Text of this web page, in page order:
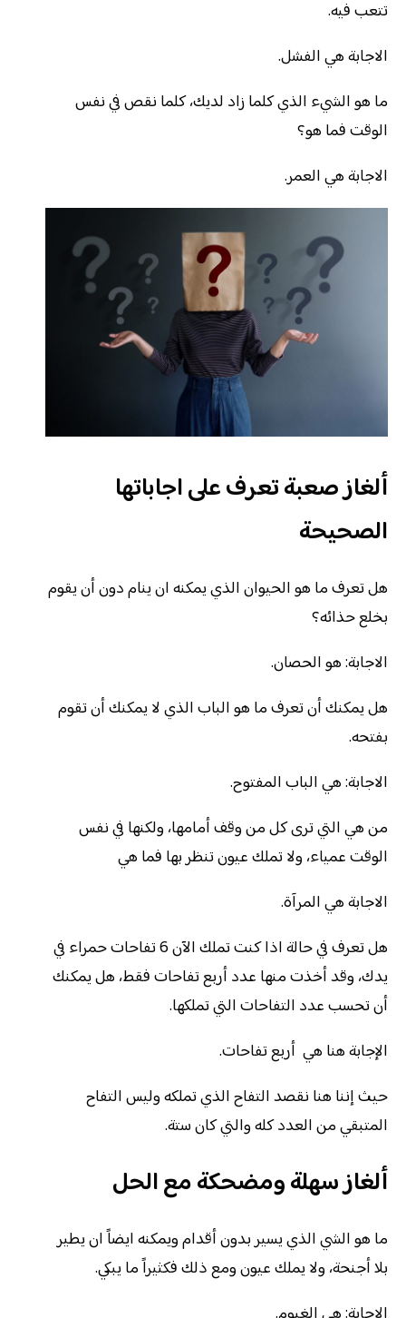
تتعب فيه.
الاجابة هي الفشل.
ما هو الشيء الذي كلما زاد لديك، كلما نقص في نفس
الوقت فما هو؟
الاجابة هي العمر.
ألغاز صعبة تعرف على اجاباتها
الصحيحة
هل تعرف ما هو الحيوان الذي يمكنه ان ينام دون أن يقوم
بخلع حذائه؟
الاجابة: هو الحصان.
هل يمكنك أن تعرف ما هو الباب الذي لا يمكنك أن تقوم
بفتحه.
الاجابة: هي الباب المفتوح.
من هي التي ترى كل من وقف أمامها، ولكنها في نفس
الوقت عمياء، ولا تملك عيون تنظر بها فما هي
الاجابة هي المرآة.
هل تعرف في حالة اذا كنت تملك الآن 6 تفاحات حمراء في
يدك، وقد أخذت منها عدد أربع تفاحات فقط، هل يمكنك
أن تحسب عدد التفاحات التي تملكها.
الإجابة هنا هي أربع تفاحات.
حيث إننا هنا نقصد التفاح الذي تملكه وليس التفاح
المتبقي من العدد كله والتي كان ستة.
ألغاز سهلة ومضحكة مع الحل
ما هو الشي الذي يسير بدون أقدام ويمكنه ايضاً ان يطير
بلا أجنحة، ولا يملك عيون ومع ذلك فكثيراً ما يبكي.